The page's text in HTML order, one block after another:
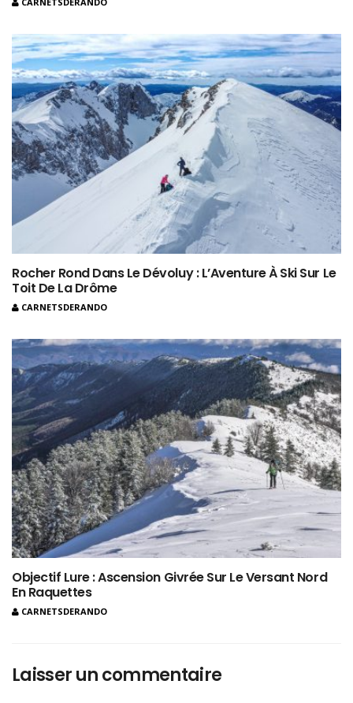
Rocher Rond Dans Le Dévoluy : L’Aventure À Ski Sur Le
Toit De La Drôme
CARNETSDERANDO
Objectif Lure : Ascension Givrée Sur Le Versant Nord
En Raquettes
CARNETSDERANDO
Laisser un commentaire